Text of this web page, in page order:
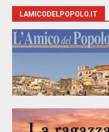
LAMICODELPOPOLO.IT